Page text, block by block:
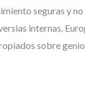
seguras y
internas.
sobre